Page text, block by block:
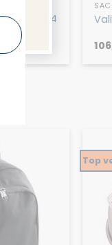
– 4
Top